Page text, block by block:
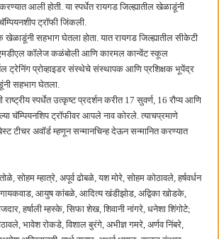
कंत्राटी कामगारांना भरघोस पगारवाढ
स्वस्तिका घोषची सुवर्णझेप
आली होती. या स्पर्धेत रायगड जिल्ह्यातील खेळाडूंनी
ट्रॉफी जिंकली.
सहभाग घेतला होता. यात रायगड जिल्ह्यातील सीकेटी
कॉलेज कळंबोली आणि कारमल कान्वेंट स्कूल
ट्रेनिंग प्रोव्हाइडर संस्थेचे संस्थापक आणि प्रशिक्षक भूपेंद्र
सहभाग घेतला.
राष्ट्रीय स्पर्धेत उत्कृष्ट प्रदर्शन करीत 17 सुवर्ण, 16 रौप्य आणि
चॅम्पियनशिप ट्रॉफीवर आपले नाव कोरले. त्याचप्रमाणे
टीचर अवॉर्ड म्हणून सन्मानचिन्ह देऊन सन्मानित करण्यात
सोहम म्हात्रे, अपूर्व ढोबळे, यश मोरे, सोहम कोठावले, हर्षवर्धन
गायकवाड, आयुष कांबळे, आदित्य खंडीझोड, अद्विका खोडके,
हर्षाली म्हस्के, सिफा शेख, शिवानी नांगरे, धनेशा शिंगोटे;
भावेश रोकडे, विशाल बुरंगे, अभीज्ञ गमरे, अर्णव निंबरे,